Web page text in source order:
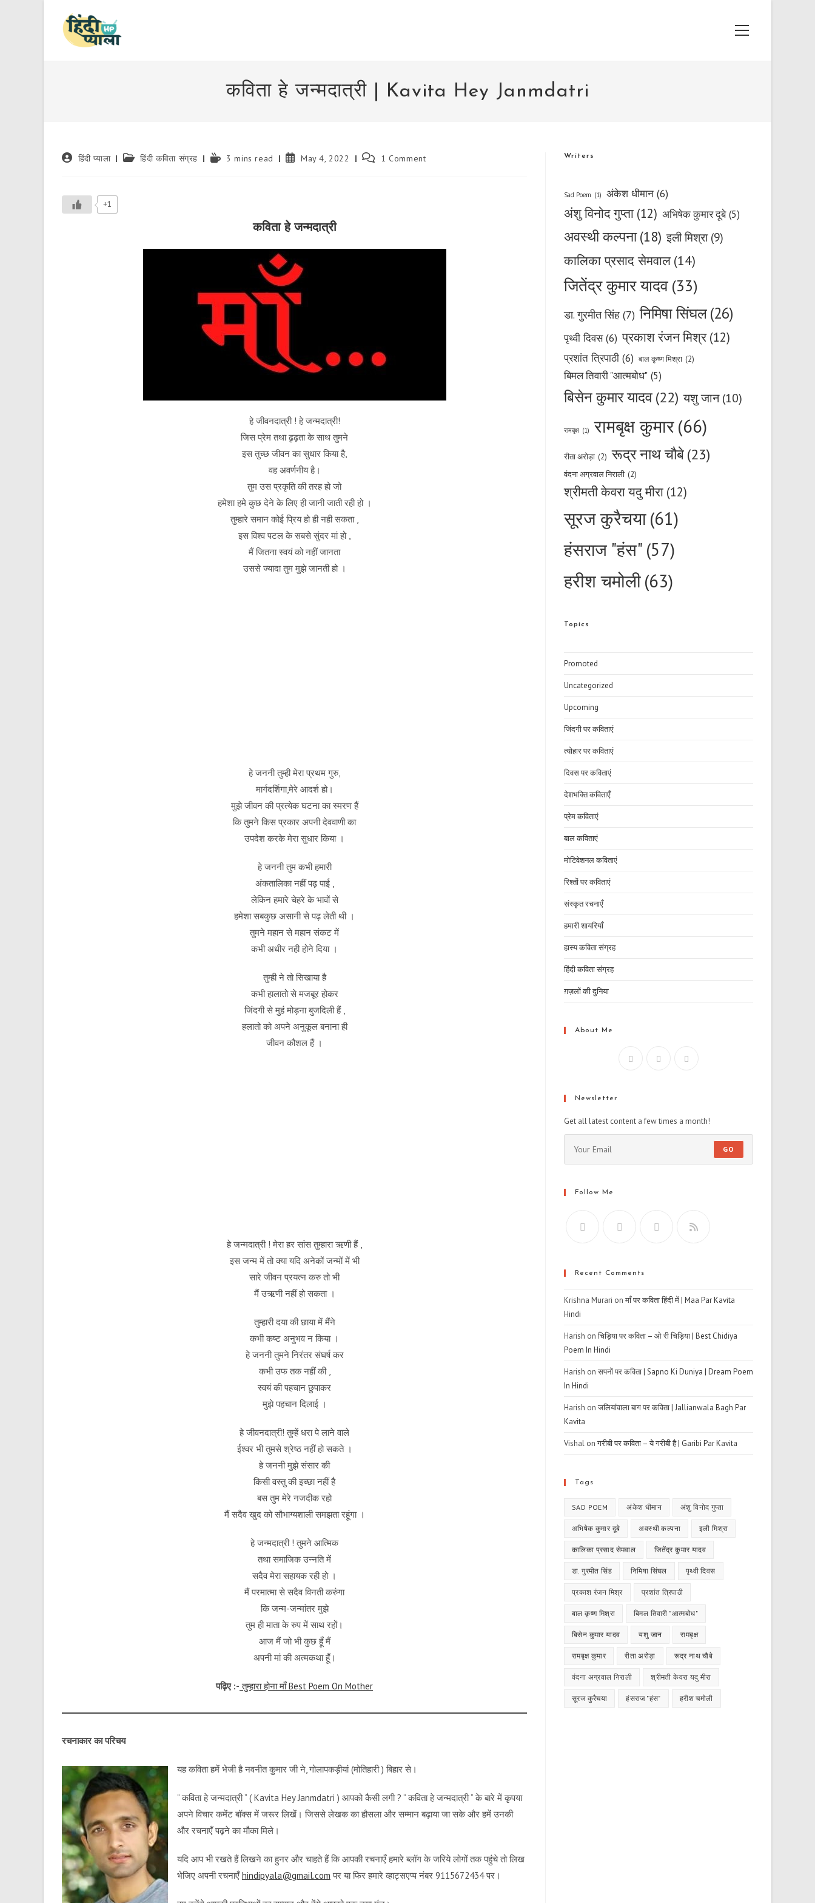
Main
कविता हे जन्मदात्री | Kavita Hey Janmdatri
Post हिंदी प्याला
Post हिंदी कविता संग्रह
Reading3 mins read
PostMay 4, 2022
Post
1 Comment
+1
कविता हे जन्मदात्री
हे जीवनदात्री ! हे जन्मदात्री!
जिस प्रेम तथा ढृढ़ता के साथ तुमने
इस तुच्छ जीवन का सुधार किया है,
वह अवर्णनीय है।
तुम उस प्रकृति की तरह हो जो
हमेशा हमे कुछ देने के लिए ही जानी जाती रही हो ।
तुम्हारे समान कोई प्रिय हो ही नही सकता ,
इस विश्व पटल के सबसे सुंदर मां हो ,
मैं जितना स्वयं को नहीं जानता
उससे ज्यादा तुम मुझे जानती हो ।
हे जननी तुम्ही मेरा प्रथम गुरु,
मार्गदर्शिगा,मेरे आदर्श हो।
मुझे जीवन की प्रत्येक घटना का स्मरण हैं
कि तुमने किस प्रकार अपनी देववाणी का
उपदेश करके मेरा सुधार किया ।
हे जननी तुम कभी हमारी
अंकतालिका नहीं पढ़ पाई ,
लेकिन हमारे चेहरे के भावों से
हमेशा सबकुछ असानी से पढ़ लेती थी ।
तुमने महान से महान संकट में
कभी अधीर नही होने दिया ।
तुम्ही ने तो सिखाया है
कभी हालातो से मजबूर होकर
जिंदगी से मुहं मोड़ना बुजदिली हैं ,
हलातो को अपने अनुकूल बनाना ही
जीवन कौशल हैं ।
हे जन्मदात्री ! मेरा हर सांस तुम्हारा ऋणी हैं ,
इस जन्म में तो क्या यदि अनेकों जन्मों में भी
सारे जीवन प्रयत्न करु तो भी
मैं उऋणी नहीं हो सकता ।
तुम्हारी दया की छाया में मैंने
कभी कष्ट अनुभव न किया ।
हे जननी तुमने निरंतर संघर्ष कर
कभी उफ तक नहीं की ,
स्वयं की पहचान छुपाकर
मुझे पहचान दिलाई ।
हे जीवनदात्री! तुम्हें धरा पे लाने वाले
ईश्वर भी तुमसे श्रेष्ठ नहीं हो सकते ।
हे जननी मुझे संसार की
किसी वस्तु की इच्छा नहीं है
बस तुम मेरे नजदीक रहो
मैं सदैव खुद को सौभाग्यशाली समझता रहूंगा ।
हे जन्मदात्री ! तुमने आत्मिक
तथा समाजिक उन्नति में
सदैव मेरा सहायक रही हो ।
मैं परमात्मा से सदैव विनती करुंगा
कि जन्म-जन्मांतर मुझे
तुम ही माता के रुप में साथ रहों।
आज मैं जो भी कुछ हूँ मैं
अपनी मां की अत्मकथा हूँ।
पढ़िए :- तुम्हारा होना माँ Best Poem On Mother
रचनाकार का परिचय
यह कविता हमें भेजी है नवनीत कुमार जी ने, गोलापकड़ीयां (मोतिहारी ) बिहार से।
“ कविता हे जन्मदात्री ” ( Kavita Hey Janmdatri ) आपको कैसी लगी ? “ कविता हे जन्मदात्री ” के बारे में कृपया
अपने विचार कमेंट बॉक्स में जरूर लिखें। जिससे लेखक का हौसला और सम्मान बढ़ाया जा सके और हमें उनकी
और रचनाएँ पढ़ने का मौका मिले।
यदि आप भी रखते हैं लिखने का हुनर और चाहते हैं कि आपकी रचनाएँ हमारे ब्लॉग के जरिये लोगों तक पहुंचे तो लिख
भेजिए अपनी रचनाएँhindipyala@gmail.com पर या फिर हमारे व्हाट्सएप्प नंबर 9115672434 पर।
Writers
Sad Poem (1) अंकेश धीमान (6)
अंशु विनोद गुप्ता (12) अभिषेक कुमार दूबे (5)
अवस्थी कल्पना (18) इली मिश्रा (9)
कालिका प्रसाद सेमवाल (14)
जितेंद्र कुमार यादव (33)
डा. गुरमीत सिंह (7) निमिषा सिंघल(26)
पृथ्वी दिवस (6) प्रकाश रंजन मिश्र (12)
प्रशांत त्रिपाठी (6) बाल कृष्ण मिश्रा (2)
बिमल तिवारी "आत्मबोध" (5)
बिसेन कुमार यादव(22) यशु जान (10)
रामबृक्ष (1) रामबृक्ष कुमार(66)
रीता अरोड़ा (2) रूद्र नाथ चौबे(23)
वंदना अग्रवाल निराली (2)
श्रीमती केवरा यदु मीरा (12)
सूरज कुरैचया(61)
हंसराज "हंस" (57)
हरीश चमोली(63)
Topics
Promoted
Uncategorized
Upcoming
जिंदगी पर कविताएं
त्योहार पर कविताएं
दिवस पर कविताएं
देशभक्ति कविताएँ
प्रेम कविताएं
बाल कविताएं
मोटिवेशनल कविताएं
रिश्तों पर कविताएं
संस्कृत रचनाएँ
हमारी शायरियाँ
हास्य कविता संग्रह
हिंदी कविता संग्रह
ग़ज़लों की दुनिया
About Me
Newsletter
Get all latest content a few times a month!
GO
Follow Me
Recent Comments
Krishna Murari onमाँ पर कविता हिंदी में | Maa Par Kavita
Hindi
Harish onचिड़िया पर कविता – ओ री चिड़िया | Best Chidiya
Poem In Hindi
Harish onसपनों पर कविता | Sapno Ki Duniya | Dream Poem
In Hindi
Harish onजलियांवाला बाग पर कविता | Jallianwala Bagh Par
Kavita
Vishal onगरीबी पर कविता – ये गरीबी है | Garibi Par Kavita
Tags
SAD POEM अंकेश धीमान अंशु विनोद गुप्ता
अभिषेक कुमार दूबे अवस्थी कल्पना इली मिश्रा
कालिका प्रसाद सेमवाल जितेंद्र कुमार यादव
डा. गुरमीत सिंह निमिषा सिंघल पृथ्वी दिवस
प्रकाश रंजन मिश्र प्रशांत त्रिपाठी
बाल कृष्ण मिश्रा बिमल तिवारी "आत्मबोध"
बिसेन कुमार यादव यशु जान रामबृक्ष
रामबृक्ष कुमार रीता अरोड़ा रूद्र नाथ चौबे
वंदना अग्रवाल निराली श्रीमती केवरा यदु मीरा
सूरज कुरैचया हंसराज "हंस" हरीश चमोली